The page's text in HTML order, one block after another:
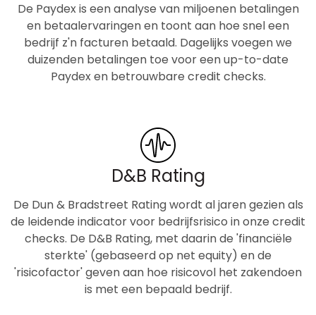
De Paydex is een analyse van miljoenen betalingen
en betaalervaringen en toont aan hoe snel een
bedrijf z'n facturen betaald. Dagelijks voegen we
duizenden betalingen toe voor een up-to-date
Paydex en betrouwbare credit checks.
D&B Rating
De Dun & Bradstreet Rating wordt al jaren gezien als
de leidende indicator voor bedrijfsrisico in onze credit
checks. De D&B Rating, met daarin de 'financiële
sterkte' (gebaseerd op net equity) en de
'risicofactor' geven aan hoe risicovol het zakendoen
is met een bepaald bedrijf.